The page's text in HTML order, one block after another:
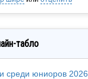
табло
среди юниоров 2026